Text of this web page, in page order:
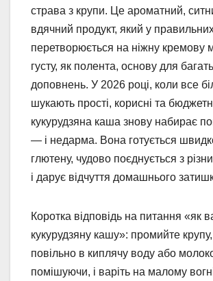
страва з крупи. Це ароматний,
вдячний продукт, який у
перетворюється на ніжну кремову
густу, як полента, основу для
доповнень. У 2026 році, коли все
шукають прості, корисні та
кукурудзяна каша знову набирає
— і недарма. Вона готується
глютену, чудово поєднується з
і дарує відчуття домашнього
Коротка відповідь на питання «як
кукурудзяну кашу»: промийте крупу,
повільно в киплячу воду або
помішуючи, і варіть на малому